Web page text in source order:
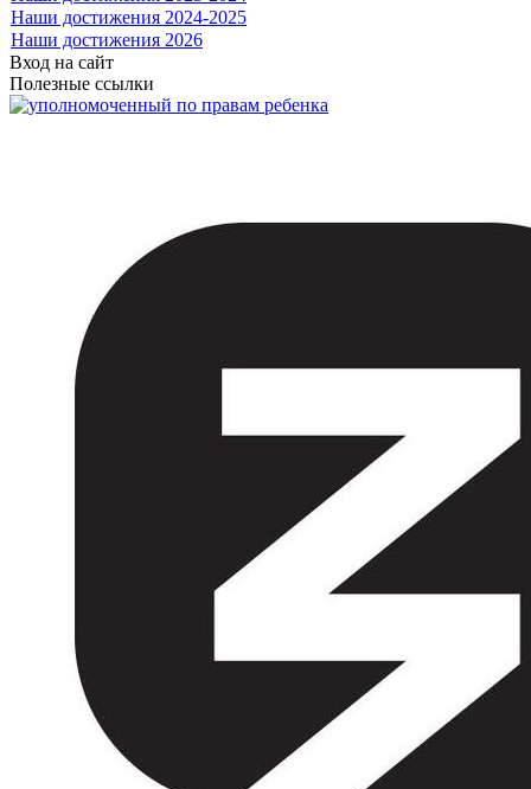
Наши достижения 2024-2025
Наши достижения 2026
Вход на сайт
Полезные ссылки